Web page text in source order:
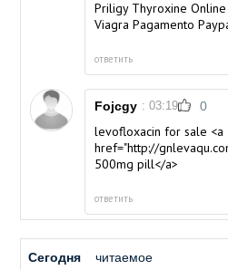
PriligyThyroxine Online
Viagra Pagamento
ответить
Fojcgy : 03:19 0
levofloxacin for sale <a
href="http://
500mg pill</a>
ответить
Сегодня читаемое